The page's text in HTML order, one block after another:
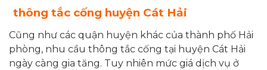
thông tắc cống huyện Cát Hải
Cũng như các quận huyện khác của thành phố Hải
phòng, nhu cầu thông tắc cống tại huyện Cát Hải
ngày càng gia tăng. Tuy nhiên mức giá dịch vụ ở